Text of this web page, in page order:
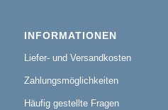
INFORMATIONEN
Liefer- und Versandkosten
Zahlungsmöglichkeiten
Häufig gestellte Fragen